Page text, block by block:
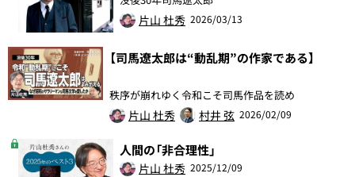
片山 杜秀 2026/03/13
【司馬遼太郎は“動乱期”の作家である】
秩序が崩れゆく令和こそ司馬作品を読め
片山 杜秀 村井 弦 2026/02/09
人間の「非合理性」
片山 杜秀 2025/12/09